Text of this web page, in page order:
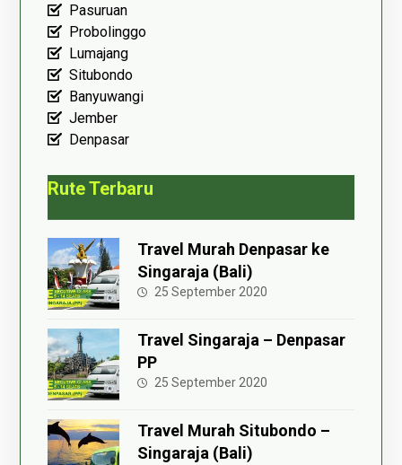
Pasuruan
Probolinggo
Lumajang
Situbondo
Banyuwangi
Jember
Denpasar
Rute Terbaru
Travel Murah Denpasar ke
Singaraja (Bali)
25 September 2020
Travel Singaraja – Denpasar
PP
25 September 2020
Travel Murah Situbondo –
Singaraja (Bali)